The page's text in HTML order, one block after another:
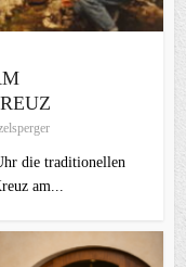
die traditionellen
am...